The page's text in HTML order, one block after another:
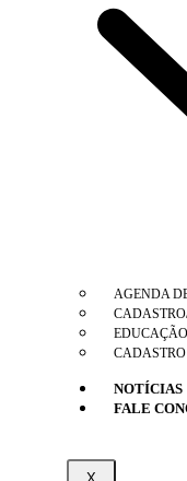
AGENDA
CADASTRO
NOTÍCIAS
FALE